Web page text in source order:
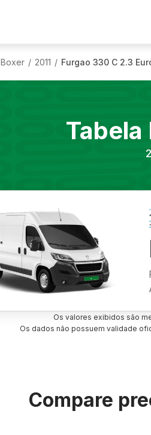
Boxer / 2011 / Furgao 330 C 2.3
Tabela
Os valores exibidos são
Os dados não possuem validade
Compare